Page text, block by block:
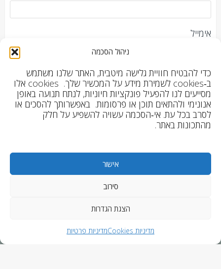
ניהול הסכמה
כדי להבטיח חוויית גלישה מיטבית, האתר שלנו משתמש
ב‑cookies לשמירת מידע על המכשיר שלך. cookies אלו
מסייעים לנו להפעיל פונקציות חיוניות, לנתח תנועה באופן
אנונימי ולהתאים תוכן או פרסומות. באפשרותך להסכים או
לסרב בכל עת. אי‑הסכמה עשויה להשפיע על חלק
מהתכונות באתר.
אישור
סירוב
הצגת הגדרות
מדיניות Cookies מדיניות פרטיות
אימייל
אתר
ניווט